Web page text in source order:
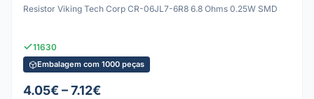
Resistor Viking Tech Corp CR-06JL7-6R8 6.8 Ohms 0.25W SMD
11630
Embalagem com 1000 peças
4.05€ – 7.12€